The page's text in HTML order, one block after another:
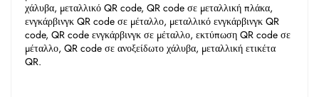
χάλυβα, μεταλλικό QR code, QR code σε μεταλλική πλάκα,
ενγκάρβινγκ QR code σε μέταλλο, μεταλλικό ενγκάρβινγκ QR
code, QR code ενγκάρβινγκ σε μέταλλο, εκτύπωση QR code σε
μέταλλο, QR code σε ανοξείδωτο χάλυβα, μεταλλική ετικέτα
QR.